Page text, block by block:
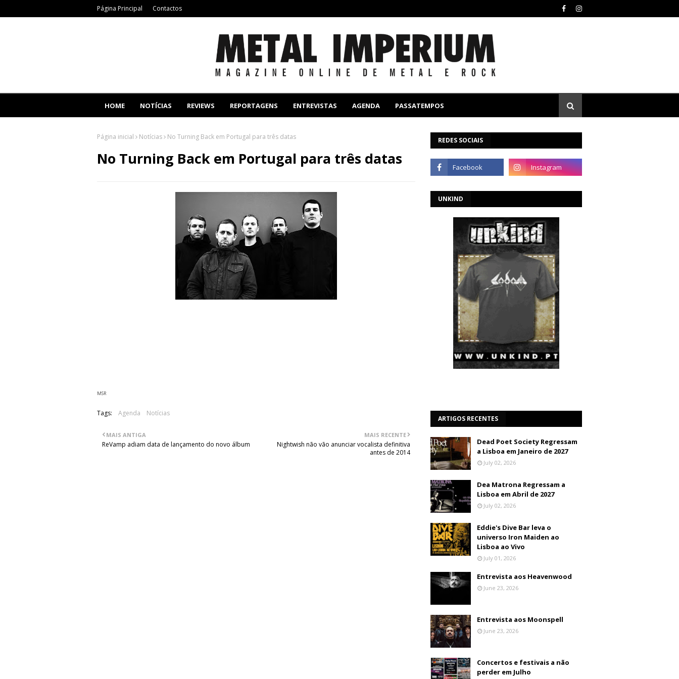
Página Principal Contactos
HOME NOTÍCIAS REVIEWS REPORTAGENS ENTREVISTAS AGENDA PASSATEMPOS
Página inicial Notícias No Turning Back em Portugal para três datas
No Turning Back em Portugal para três datas
MSR
Tags: Agenda Notícias
MAIS RECENTE
Nightwish não vão anunciar vocalista definitiva
antes de 2014
MAIS ANTIGA
ReVamp adiam data de lançamento do novo álbum
REDES SOCIAIS
UNKIND
ARTIGOS RECENTES
Dead Poet Society Regressam
a Lisboa em Janeiro de 2027
July 02, 2026
Dea Matrona Regressam a
Lisboa em Abril de 2027
July 02, 2026
Eddie's Dive Bar leva o
universo Iron Maiden ao
Lisboa ao Vivo
July 01, 2026
Entrevista aos Heavenwood
June 23, 2026
Entrevista aos Moonspell
June 23, 2026
Concertos e festivais a não
perder em Julho